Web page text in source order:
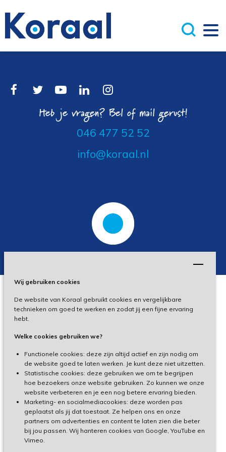
Wij gebruiken cookies
De website van Koraal gebruikt cookies en vergelijkbare
technieken om goed te werken en zodat jij een fijne ervaring
hebt.
Welke cookies gebruiken we?
Functionele cookies: deze zijn altijd actief en zijn nodig om
de website goed te laten werken. Je kunt deze niet uitzetten.
Statistische cookies: deze gebruiken we om te begrijpen
hoe bezoekers onze website gebruiken. Zo kunnen we onze
website verbeteren en je een nog betere ervaring bieden.
Marketing- en socialmediacookies: deze worden pas
geplaatst als jij dat toestaat. Ze helpen ons en onze
partners om advertenties en content te laten zien die beter
bij jou passen. Wij hanteren cookies van Google, YouTube en
Vimeo.
Heb je vragen? Bel of mail gerust!
046 477 52 52
info@koraal.nl
Privacy
Toegankelijkheid
Cliëntenportaal
Medewerkersportaal
TeamViewer